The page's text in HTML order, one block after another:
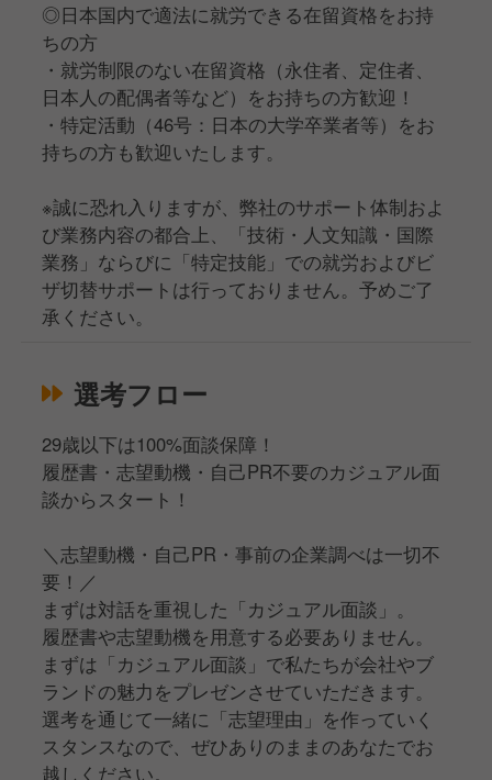
◎日本国内で適法に就労できる在留資格をお持
ちの方
・就労制限のない在留資格（永住者、定住者、
日本人の配偶者等など）をお持ちの方歓迎！
・特定活動（46号：日本の大学卒業者等）をお
持ちの方も歓迎いたします。
※誠に恐れ入りますが、弊社のサポート体制およ
び業務内容の都合上、「技術・人文知識・国際
業務」ならびに「特定技能」での就労およびビ
ザ切替サポートは行っておりません。予めご了
承ください。
選考フロー
29歳以下は100%面談保障！
履歴書・志望動機・自己PR不要のカジュアル面
談からスタート！
＼志望動機・自己PR・事前の企業調べは一切不
要！／
まずは対話を重視した「カジュアル面談」。
履歴書や志望動機を用意する必要ありません。
まずは「カジュアル面談」で私たちが会社やブ
ランドの魅力をプレゼンさせていただきます。
選考を通じて一緒に「志望理由」を作っていく
スタンスなので、ぜひありのままのあなたでお
越しください。